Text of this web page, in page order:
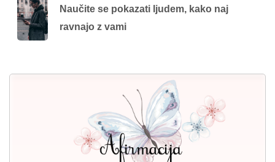
Naučite se pokazati ljudem, kako naj
ravnajo z vami